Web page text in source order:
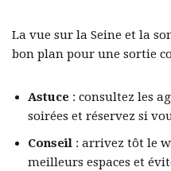
La vue sur la Seine et la
bon plan pour une sortie
Astuce : consultez les
soirées et réservez si
Conseil : arrivez tôt le
meilleurs espaces et